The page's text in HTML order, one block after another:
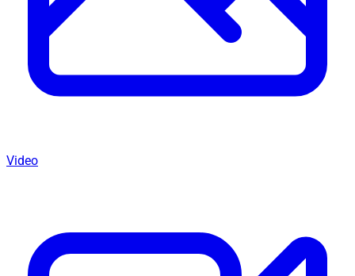
Video